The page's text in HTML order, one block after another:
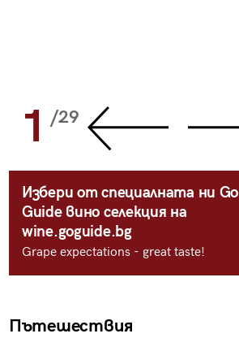
1 /29
Избери от специалната ни Go
Guide вино селекция на
wine.goguide.bg
Grape expectations - great taste!
Пътешествия